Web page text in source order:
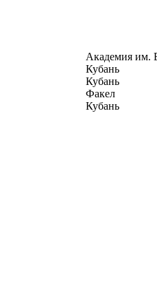
Академия им.
Кубань
Кубань
Факел
Кубань